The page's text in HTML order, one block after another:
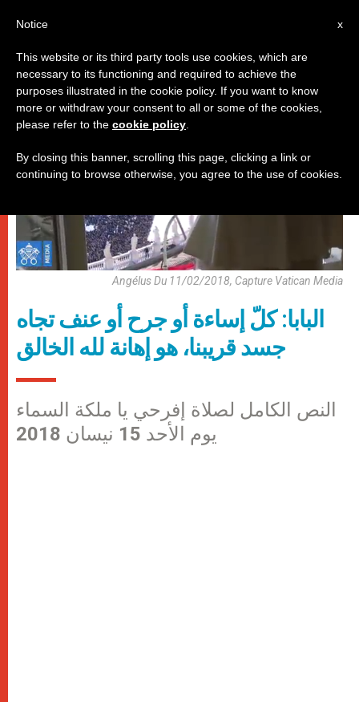
باباوات ,صلاة التبشير الملائكي
Angélus Du 11/02/2018, Capture Vatican Media
البابا: كلّ إساءة أو جرح أو عنف تجاه
جسد قريبنا، هو إهانة لله الخالق
النص الكامل لصلاة إفرحي يا ملكة السماء
يوم الأحد 15 نيسان 2018
x
Notice
This website or its third party tools use cookies, which are
necessary to its functioning and required to achieve the
purposes illustrated in the cookie policy. If you want to know
more or withdraw your consent to all or some of the cookies,
please refer to the cookie policy
By closing this banner, scrolling this page, clicking a link or
continuing to browse otherwise, you agree to the use of cookies.